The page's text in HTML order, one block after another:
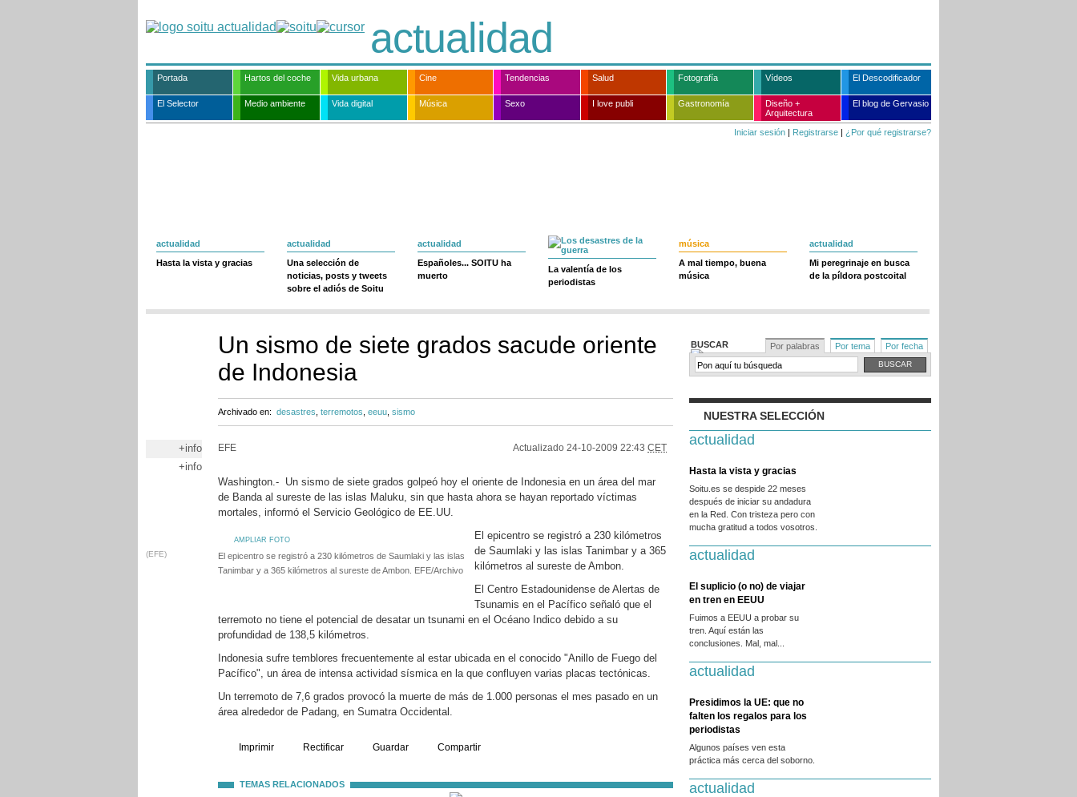
actualidad
Portada Hartos del coche Vida urbana Cine Tendencias Salud Fotografía Vídeos El Descodificador
El Selector Medio ambiente Vida digital Música Sexo I love publi Gastronomía
Diseño +
Arquitectura
El blog de Gervasio
Iniciar sesión | Registrarse | ¿Por qué registrarse?
actualidad
Hasta la vista y gracias
actualidad
Una selección de
noticias, posts y tweets
sobre el adiós de Soitu
actualidad
Españoles... SOITU ha
muerto
La valentía de los
periodistas
música
A mal tiempo, buena
música
actualidad
Mi peregrinaje en busca
de la píldora postcoital
Un sismo de siete grados sacude oriente
de Indonesia
Archivado en: desastres terremotos eeuu sismo
+info
+info
EFE Actualizado 24-10-2009 22:43 CET
Washington.- Un sismo de siete grados golpeó hoy el oriente de Indonesia en un área del mar
de Banda al sureste de las islas Maluku, sin que hasta ahora se hayan reportado víctimas
mortales, informó el Servicio Geológico de EE.UU.
AMPLIAR FOTO
(EFE)
El epicentro se registró a 230 kilómetros de Saumlaki y las islas
Tanimbar y a 365 kilómetros al sureste de Ambon. EFE/Archivo
El epicentro se registró a 230 kilómetros
de Saumlaki y las islas Tanimbar y a 365
kilómetros al sureste de Ambon.
El Centro Estadounidense de Alertas de
Tsunamis en el Pacífico señaló que el
terremoto no tiene el potencial de desatar un tsunami en el Océano Indico debido a su
profundidad de 138,5 kilómetros.
Indonesia sufre temblores frecuentemente al estar ubicada en el conocido "Anillo de Fuego del
Pacífico", un área de intensa actividad sísmica en la que confluyen varias placas tectónicas.
Un terremoto de 7,6 grados provocó la muerte de más de 1.000 personas el mes pasado en un
área alrededor de Padang, en Sumatra Occidental.
Imprimir Rectificar Guardar Compartir
TEMAS RELACIONADOS
BUSCAR Por palabras Por tema Por fecha
NUESTRA SELECCIÓN
actualidad
Hasta la vista y gracias
Soitu.es se despide 22 meses
después de iniciar su andadura
en la Red. Con tristeza pero con
mucha gratitud a todos vosotros.
actualidad
El suplicio (o no) de viajar
en tren en EEUU
Fuimos a EEUU a probar su
tren. Aquí están las
conclusiones. Mal, mal...
actualidad
Presidimos la UE: que no
falten los regalos para los
periodistas
Algunos países ven esta
práctica más cerca del soborno.
actualidad